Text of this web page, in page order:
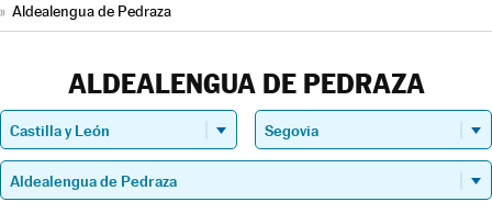
» Aldealengua de Pedraza
ALDEALENGUA DE PEDRAZA